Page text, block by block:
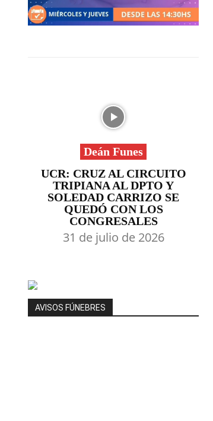
Deán Funes
UCR: CRUZ AL CIRCUITO
TRIPIANA AL DPTO Y
SOLEDAD CARRIZO SE
QUEDÓ CON LOS
CONGRESALES
31 de julio de 2026
AVISOS FÚNEBRES